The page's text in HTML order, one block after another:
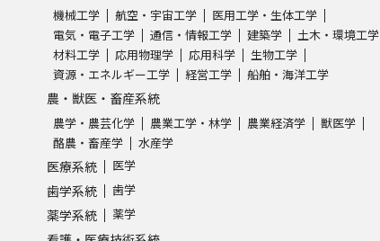
機械工学 航空・宇宙工学
医用工学・生体工学
電気・電子工学
通信・情報工学 建築学
土木・環境工学
材料工学
応用物理学 応用科学
生物工学
資源・エネルギー工学
経営工学 船舶・海洋工学
農・獣医・畜産系統
農学・農芸化学 農業工学・林学 農業経済学
獣医学
酪農・畜産学
水産学
医療系統 医学
歯学系統 歯学
薬学系統 薬学